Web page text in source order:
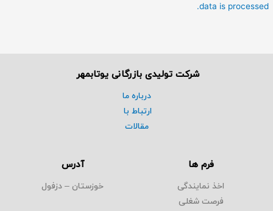
data is processed.
شرکت تولیدی بازرگانی یوتابمهر
درباره ما
ارتباط با
مقالات
فرم ها
اخذ نمایندگی
فرصت شغلی
آدرس
خوزستان – دزفول